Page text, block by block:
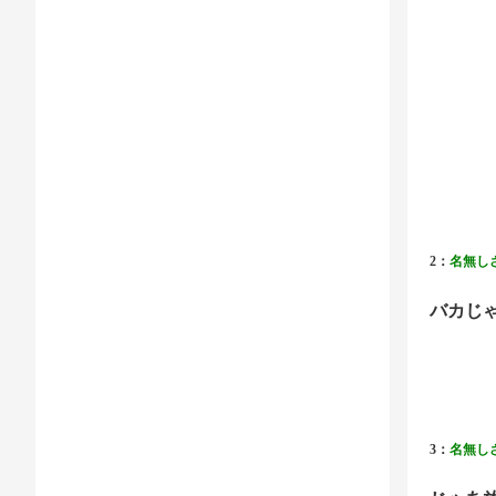
2： 名無し
バカじ
3： 名無し